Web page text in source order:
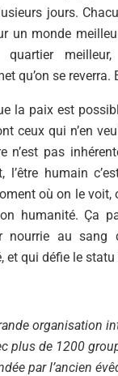
jours.
un monde
quartier
qu’on se reverra.
la paix est
ceux qui n’en
n’est pas
l’être humain
où on le voit,
humanité. Ça
nourrie au sang
et qui défie le statu
organisation
plus de 1200
par l’ancien